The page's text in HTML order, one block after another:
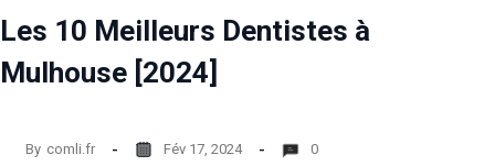
Les 10 Meilleurs Dentistes à
Mulhouse [2024]
By comli.fr Fév 17, 2024 0